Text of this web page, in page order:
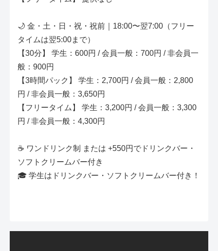
🌙 金・土・日・祝・祝前｜18:00〜翌7:00（フリー
タイムは翌5:00まで）
【30分】 学生：600円 / 会員一般：700円 / 非会員一
般：900円
【3時間パック】 学生：2,700円 / 会員一般：2,800
円 / 非会員一般：3,650円
【フリータイム】 学生：3,200円 / 会員一般：3,300
円 / 非会員一般：4,300円
☕ ワンドリンク制 または +550円でドリンクバー・
ソフトクリームバー付き
🎓 学生はドリンクバー・ソフトクリームバー付き！